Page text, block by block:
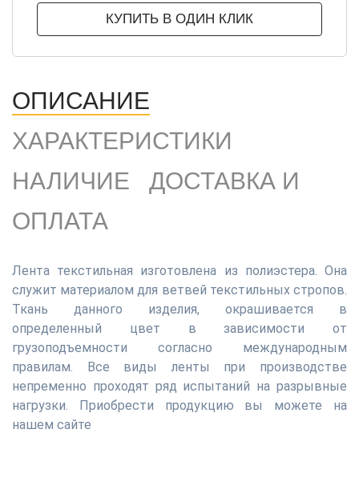
КУПИТЬ В ОДИН КЛИК
ОПИСАНИЕ
ХАРАКТЕРИСТИКИ
НАЛИЧИЕ
ДОСТАВКА И
ОПЛАТА
Лента текстильная изготовлена из полиэстера. Она
служит материалом для ветвей текстильных стропов.
Ткань данного изделия, окрашивается в
определенный цвет в зависимости от
грузоподъемности согласно международным
правилам. Все виды ленты при производстве
непременно проходят ряд испытаний на разрывные
нагрузки. Приобрести продукцию вы можете на
нашем сайте